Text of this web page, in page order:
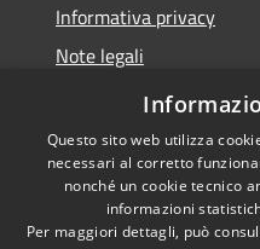
Informativa privacy
Note legali
Dichiarazione di
Questo sito web utilizza
necessari al corretto
nonché un cookie tecnico
informazioni
Per maggiori dettagli, può